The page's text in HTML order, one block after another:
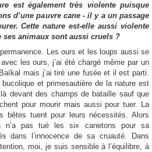
est également très violente puisque
d’une pauvre cane - il y a un passage
Cette nature est-elle aussi violente
ses animaux sont aussi cruels ?
Les ours et les loups aussi se
les ours, j’ai été chargé même par un
mais j’ai tiré une fusée et il est parti.
et primesautière de la nature est
devant des champs de bataille sauf que
pour mourir mais aussi pour tuer. La
bêtes tuent pour leurs nécessités. Alors
n’a pas tué les six canetons pour sa
dans l’innocence de sa cruauté. Dans
moi, je suis sensible à l’équilibre, à